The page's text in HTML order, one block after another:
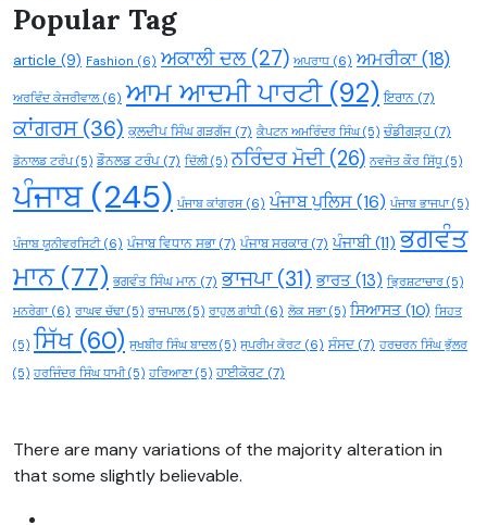
Popular Tag
article (9) Fashion (6) ਅਕਾਲੀ ਦਲ(27) ਅਪਰਾਧ (6) ਅਮਰੀਕਾ(18)
ਅਰਵਿੰਦ ਕੇਜਰੀਵਾਲ(6) ਆਮ ਆਦਮੀ ਪਾਰਟੀ(92) ਇਰਾਨ (7)
ਕਾਂਗਰਸ(36) ਕੁਲਦੀਪ ਸਿੰਘ ਗੜਗੱਜ (7) ਕੈਪਟਨ ਅਮਰਿੰਦਰ ਸਿੰਘ(5) ਚੰਡੀਗੜ੍ਹ(7)
ਡੋਨਾਲਡ ਟਰੰਪ(5) ਡੌਨਲਡ ਟਰੰਪ (7) ਦਿੱਲੀ(5) ਨਰਿੰਦਰ ਮੋਦੀ(26) ਨਵਜੋਤ ਕੌਰ ਸਿੱਧੂ (5)
ਪੰਜਾਬ(245) ਪੰਜਾਬ ਕਾਂਗਰਸ(6) ਪੰਜਾਬ ਪੁਲਿਸ(16) ਪੰਜਾਬ ਭਾਜਪਾ(5)
ਪੰਜਾਬ ਯੂਨੀਵਰਸਿਟੀ(6) ਪੰਜਾਬ ਵਿਧਾਨ ਸਭਾ(7) ਪੰਜਾਬ ਸਰਕਾਰ(7) ਪੰਜਾਬੀ(11) ਭਗਵੰਤ
ਮਾਨ(77) ਭਗਵੰਤ ਸਿੰਘ ਮਾਨ (7) ਭਾਜਪਾ(31) ਭਾਰਤ (13) ਭ੍ਰਿਸ਼ਟਾਚਾਰ (5)
ਮਨਰੇਗਾ(6) ਰਾਘਵ ਚੱਢਾ(5) ਰਾਜਪਾਲ(5) ਰਾਹੁਲ ਗਾਂਧੀ(6) ਲੋਕ ਸਭਾ(5) ਸਿਆਸਤ(10) ਸਿਹਤ
(5) ਸਿੱਖ(60) ਸੁਖਬੀਰ ਸਿੰਘ ਬਾਦਲ(5) ਸੁਪਰੀਮ ਕੋਰਟ(6) ਸੰਸਦ (7) ਹਰਚਰਨ ਸਿੰਘ ਭੁੱਲਰ
(5) ਹਰਜਿੰਦਰ ਸਿੰਘ ਧਾਮੀ(5) ਹਰਿਆਣਾ(5) ਹਾਈਕੋਰਟ (7)
There are many variations of the majority alteration in
that some slightly believable.